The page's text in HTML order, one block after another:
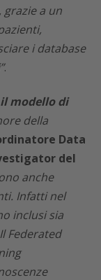
grazie a un
i database
.
modello di
della
Data
del
anche
Infatti nel
inclusi sia
Federated